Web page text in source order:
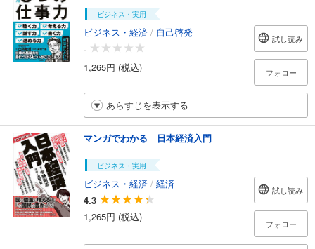
ビジネス・実用
ビジネス・経済 / 自己啓発
-
1,265円 (税込)
試し読み
フォロー
あらすじを表示する
マンガでわかる 日本経済入門
ビジネス・実用
ビジネス・経済 / 経済
4.3
1,265円 (税込)
試し読み
フォロー